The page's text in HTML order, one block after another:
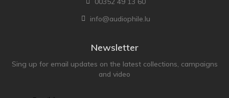
info@audiophile.lu
Newsletter
Sing up for email updates on the latest collections, campaigns
and video